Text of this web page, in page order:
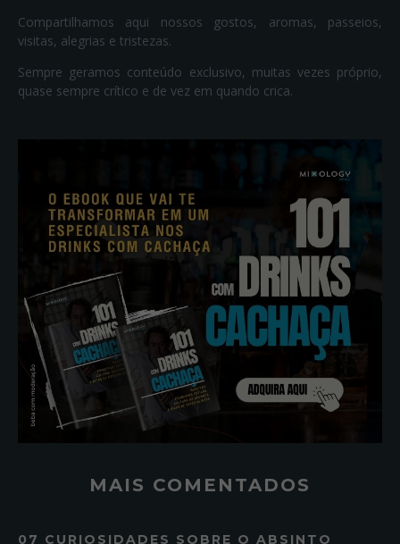
Compartilhamos aqui nossos gostos, aromas, passeios,
visitas, alegrias e tristezas.
Sempre geramos conteúdo exclusivo, muitas vezes próprio,
quase sempre crítico e de vez em quando crica.
MAIS COMENTADOS
07 CURIOSIDADES SOBRE O ABSINTO